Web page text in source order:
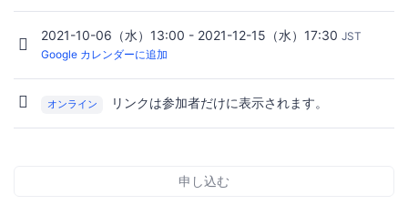
2021-10-06（水）13:00 - 2021-12-15（水）17:30 JST
Google カレンダーに追加
オンライン リンクは参加者だけに表示されます。
申し込む